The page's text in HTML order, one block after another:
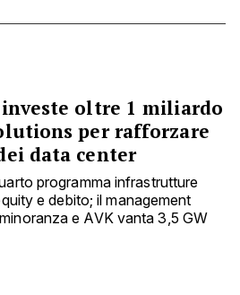
oltre 1 miliardo
per rafforzare
data center
programma infrastrutture
e debito; il management
e AVK vanta 3,5 GW